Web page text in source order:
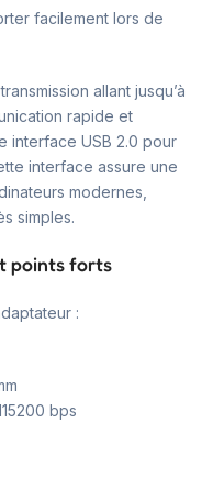
facilement lors de
allant jusqu’à
rapide et
interface USB 2.0 pour
interface assure une
modernes,
simples.
points forts
:
bps